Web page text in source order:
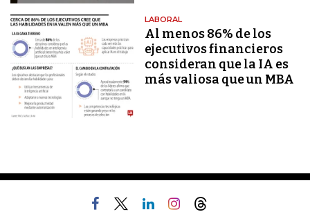
LABORAL
Al menos 86% de los
ejecutivos financieros
consideran que la IA es
más valiosa que un MBA